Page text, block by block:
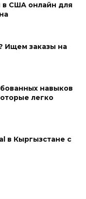
в США онлайн для
Ищем заказы на
навыков
легко
в Кыргызстане с